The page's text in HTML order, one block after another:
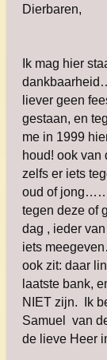
Dierbaren,
Ik mag hier
liever geen
gestaan, en
me in 1999
houd! ook van
zelfs er iets
oud of jong……
tegen deze of
dag , ieder
iets
ook zit: daar
laatste bank,
NIET zijn. Ik
Samuel van
de lieve Heer